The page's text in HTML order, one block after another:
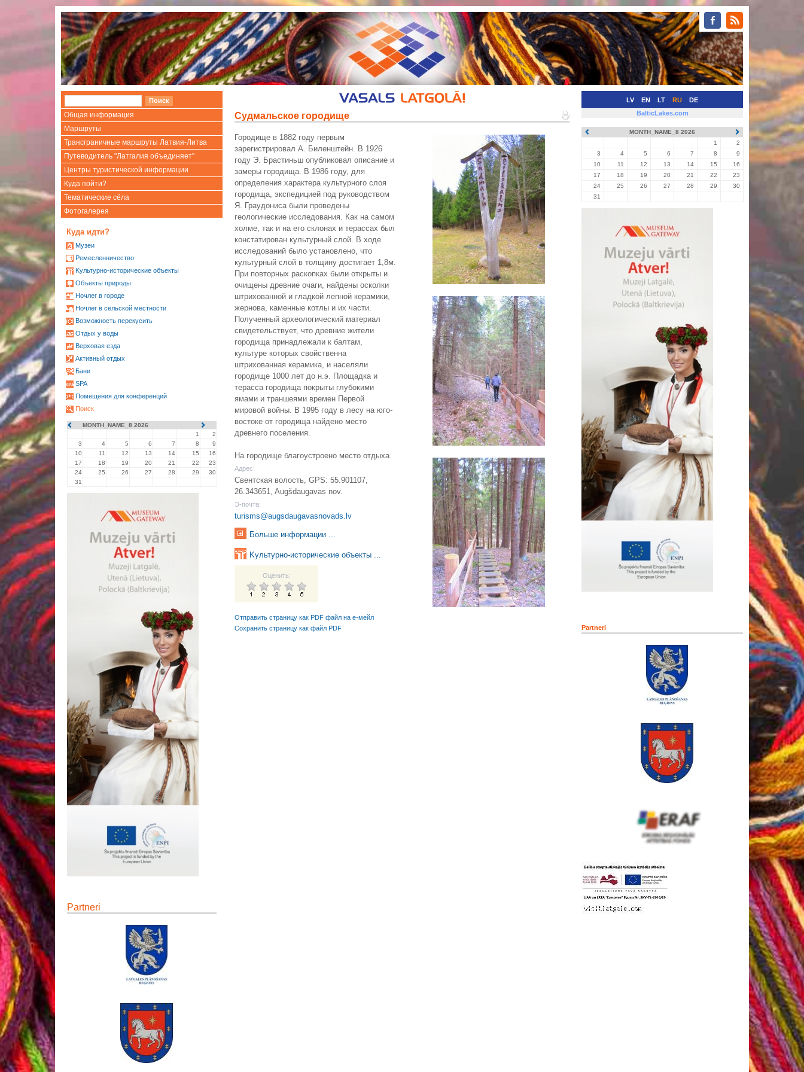
LV EN LT RU DE
Общая информация
Маршруты
Трансграничные маршруты Латвия-Литва
Путеводитель "Латгалия объединяет"
Центры туристической информации
Куда пойти?
Тематические сёла
Фотогалерея
Куда идти?
Mузеи
Ремесленничество
Kультурно-историческиe объекты
Oбъекты природы
Ночлег в городе
Ночлег в сельской местности
Возможность перекусить
Oтдых у воды
Верховая езда
Активный отдых
Бани
SPA
Помещения для конференций
Поиск
MONTH_NAME_8 2026
1
2
3
4 5 6 7 8
9
10
11 12 13 14 15
16
17
18 19 20 21 22
23
24
25 26 27 28 29
30
31
Partneri
Судмальское городище
Городище в 1882 году первым
зарегистрировал А. Биленштейн. В 1926
году Э. Брастиньш опубликовал описание и
замеры городища. В 1986 году, для
определения характера культурного слоя
городища, экспедицией под руководством
Я. Граудониса были проведены
геологические исследования. Как на самом
холме, так и на его склонах и терассах был
констатирован культурный слой. В ходе
исследований было установлено, что
культурный слой в толщину достигает 1,8м.
При повторных раскопках были открыты и
очищены древние очаги, найдены осколки
штрихованной и гладкой лепной керамики,
жернова, каменные котлы и их части.
Полученный археологический материал
свидетельствует, что древние жители
городища принадлежали к балтам,
культуре которых свойственна
штрихованная керамика, и населяли
городище 1000 лет до н.э. Площадка и
терасса городища покрыты глубокими
ямами и траншеями времен Первой
мировой войны. В 1995 году в лесу на юго-
востоке от городища найдено место
древнего поселения.
На городищe благоустроено место отдыха.
Адрес:
Свентская волость, GPS: 55.901107,
26.343651, Augšdaugavas nov.
Э-почта:
turisms@augsdaugavasnovads.lv
Больше информации ...
Kультурно-историческиe объекты ...
Оценить:
Отправить страницу как PDF файл на е-мейл
Сохранить страницу как файл PDF
BalticLakes.com
MONTH_NAME_8 2026
1
2
3
4 5 6 7 8
9
10
11 12 13 14 15
16
17
18 19 20 21 22
23
24
25 26 27 28 29
30
31
Partneri